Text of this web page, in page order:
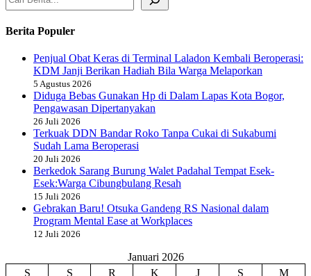
Berita Populer
Penjual Obat Keras di Terminal Laladon Kembali Beroperasi:
KDM Janji Berikan Hadiah Bila Warga Melaporkan
5 Agustus 2026
Diduga Bebas Gunakan Hp di Dalam Lapas Kota Bogor,
Pengawasan Dipertanyakan
26 Juli 2026
Terkuak DDN Bandar Roko Tanpa Cukai di Sukabumi
Sudah Lama Beroperasi
20 Juli 2026
Berkedok Sarang Burung Walet Padahal Tempat Esek-
Esek:Warga Cibungbulang Resah
15 Juli 2026
Gebrakan Baru! Otsuka Gandeng RS Nasional dalam
Program Mental Ease at Workplaces
12 Juli 2026
Januari 2026
S
S R K J S
M